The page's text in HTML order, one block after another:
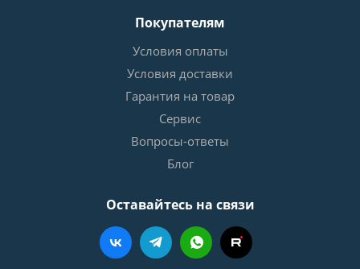
Покупателям
Условия оплаты
Условия доставки
Гарантия на товар
Сервис
Вопросы-ответы
Блог
Оставайтесь на связи